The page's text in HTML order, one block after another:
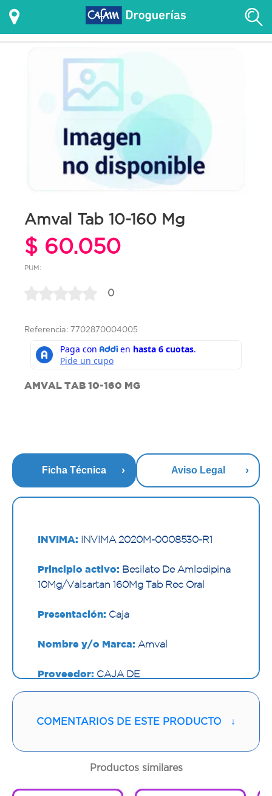
Amval Tab 10-160 Mg
$ 60.050
PUM:
0
Referencia: 7702870004005
AMVAL TAB 10-160 MG
Ficha Técnica Aviso Legal
INVIMA: INVIMA 2020M-0008530-R1
Principio activo: Besilato De Amlodipina
10Mg/Valsartan 160Mg Tab Rec Oral
Presentación: Caja
Nombre y/o Marca: Amval
Proveedor: CAJA DE
COMPENS.FAMILIAR DE
Vía de administración:ORAL
Contenido:1 Und
COMENTARIOS DE ESTE PRODUCTO ↓
Productos similares